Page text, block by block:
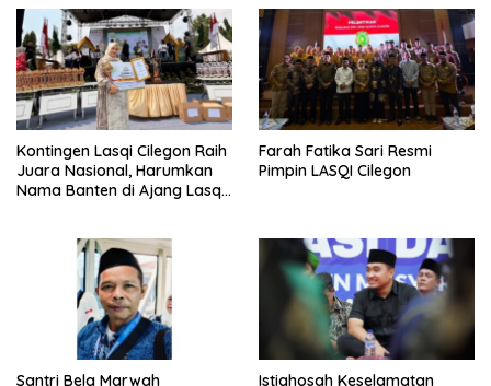
Kontingen Lasqi Cilegon Raih
Juara Nasional, Harumkan
Nama Banten di Ajang Lasqi
Farah Fatika Sari Resmi
Pimpin LASQI Cilegon
Santri Bela Marwah
Istighosah Keselamatan